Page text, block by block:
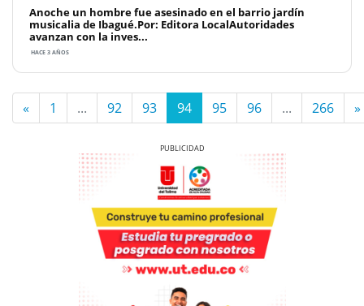
Anoche un hombre fue asesinado en el barrio jardín
musicalia de Ibagué.Por: Editora LocalAutoridades
avanzan con la inves...
HACE 3 AÑOS
« 1 ... 92 93 94 95 96 ... 266 »
Previous